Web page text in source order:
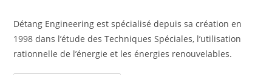
Détang Engineering est spécialisé depuis sa création en
1998 dans l’étude des Techniques Spéciales, l’utilisation
rationnelle de l’énergie et les énergies renouvelables.